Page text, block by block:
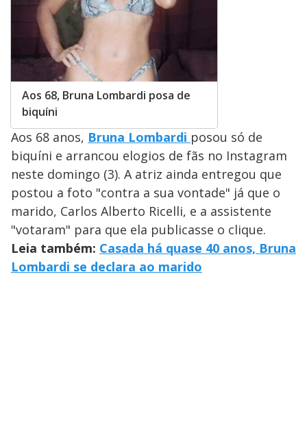
Aos 68, Bruna Lombardi posa de
biquíni
Aos 68 anos, Bruna Lombardi posou só de
biquíni e arrancou elogios de fãs no Instagram
neste domingo (3). A atriz ainda entregou que
postou a foto "contra a sua vontade" já que o
marido, Carlos Alberto Ricelli, e a assistente
"votaram" para que ela publicasse o clique.
Leia também: Casada há quase 40 anos, Bruna
Lombardi se declara ao marido